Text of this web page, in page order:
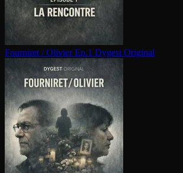
Fourniret / Olivier Ep.1 Dygest Original